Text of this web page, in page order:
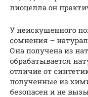
лиоцелла он
У неискушенного
сомнения –
Она получена из
обрабатывается
отличие от
полученные из
безопасен и не